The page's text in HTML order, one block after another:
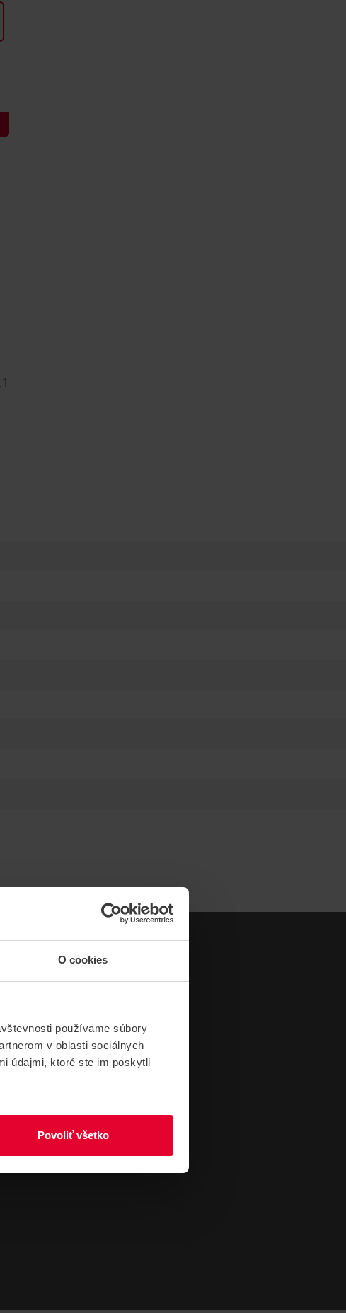
O cookies
používame súbory
v oblasti sociálnych
údajmi, ktoré ste im poskytli
Povoliť všetko